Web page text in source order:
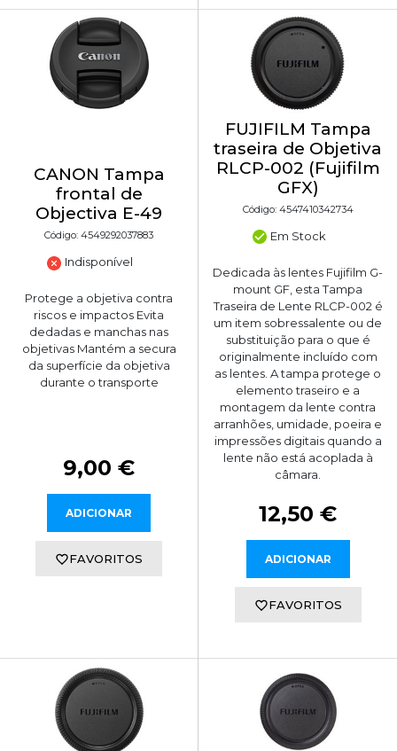
CANON Tampa
frontal de
Objectiva E-49
Código: 4549292037883
Indisponível
Protege a objetiva contra
riscos e impactos Evita
dedadas e manchas nas
objetivas Mantém a secura
da superfície da objetiva
durante o transporte
9,00 €
ADICIONAR
FAVORITOS
FUJIFILM Tampa
traseira de Objetiva
RLCP-002 (Fujifilm
GFX)
Código: 4547410342734
Em Stock
Dedicada às lentes Fujifilm G-
mount GF, esta Tampa
Traseira de Lente RLCP-002 é
um item sobressalente ou de
substituição para o que é
originalmente incluído com
as lentes. A tampa protege o
elemento traseiro e a
montagem da lente contra
arranhões, umidade, poeira e
impressões digitais quando a
lente não está acoplada à
câmara.
12,50 €
ADICIONAR
FAVORITOS